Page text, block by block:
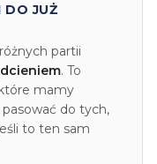
DO JUŻ
partii
. To
mamy
do tych,
to ten sam